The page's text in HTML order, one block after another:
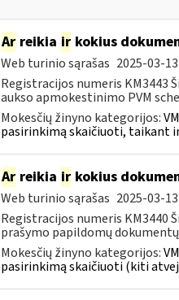
Arreikia irkokius
Web turinio sąrašas 2025-03-13
Registracijos numeris KM3443
aukso apmokestinimo PVM
Mokesčių žinyno kategorijos:
pasirinkimą skaičiuoti, taikant
Arreikia irkokius
Web turinio sąrašas 2025-03-13
Registracijos numeris KM3440
prašymo papildomų
Mokesčių žinyno kategorijos:
pasirinkimą skaičiuoti (kiti